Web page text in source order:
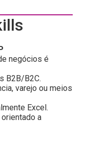
negócios é
B2B/B2C.
varejo ou meios
Excel.
a